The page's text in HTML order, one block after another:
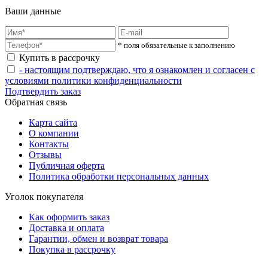
Ваши данные
* поля обязательные к заполнению
Купить в рассрочку
- настоящим подтверждаю, что я ознакомлен и согласен с
условиями политики конфиденциальности
Подтвердить заказ
Обратная связь
Карта сайта
О компании
Контакты
Отзывы
Публичная оферта
Политика обработки персональных данных
Уголок покупателя
Как оформить заказ
Доставка и оплата
Гарантии, обмен и возврат товара
Покупка в рассрочку